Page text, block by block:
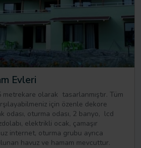
Evleri
olarak tasarlanmıştır. Tüm
için özenle dekore
odası, oturma odası, 2 banyo, lcd
elektrikli ocak, çamaşır
internet, oturma grubu ayrıca
havuz ve hamam mevcuttur.